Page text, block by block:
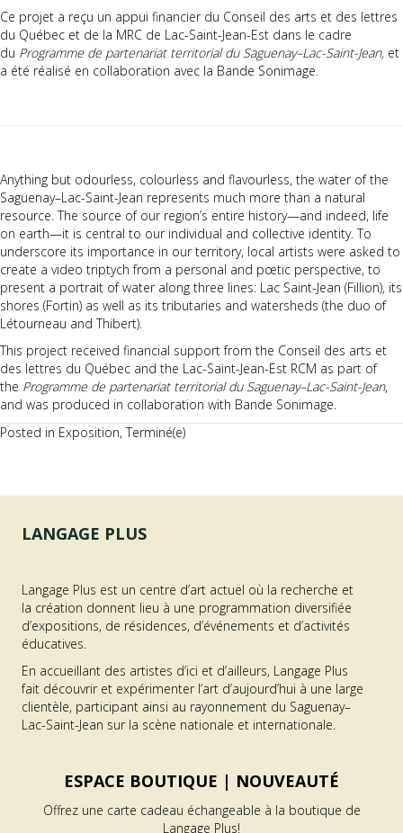
Ce projet a reçu un appui financier du Conseil des arts et des lettres
du Québec et de la MRC de Lac-Saint-Jean-Est dans le cadre
du Programme de partenariat territorial du Saguenay–Lac-Saint-Jean, et
a été réalisé en collaboration avec la Bande Sonimage.
Anything but odourless, colourless and flavourless, the water of the
Saguenay–Lac-Saint-Jean represents much more than a natural
resource. The source of our region’s entire history—and indeed, life
on earth—it is central to our individual and collective identity. To
underscore its importance in our territory, local artists were asked to
create a video triptych from a personal and pœtic perspective, to
present a portrait of water along three lines: Lac Saint-Jean (Fillion), its
shores (Fortin) as well as its tributaries and watersheds (the duo of
Létourneau and Thibert).
This project received financial support from the Conseil des arts et
des lettres du Québec and the Lac-Saint-Jean-Est RCM as part of
the Programme de partenariat territorial du Saguenay–Lac-Saint-Jean,
and was produced in collaboration with Bande Sonimage.
Posted in Exposition,Terminé(e)
LANGAGE PLUS
Langage Plus est un centre d’art actuel où la recherche et
la création donnent lieu à une programmation diversifiée
d’expositions, de résidences, d’événements et d’activités
éducatives.
En accueillant des artistes d’ici et d’ailleurs, Langage Plus
fait découvrir et expérimenter l’art d’aujourd’hui à une large
clientèle, participant ainsi au rayonnement du Saguenay–
Lac-Saint-Jean sur la scène nationale et internationale.
ESPACE BOUTIQUE | NOUVEAUTÉ
Offrez une carte cadeau échangeable à la boutique de
Langage Plus!